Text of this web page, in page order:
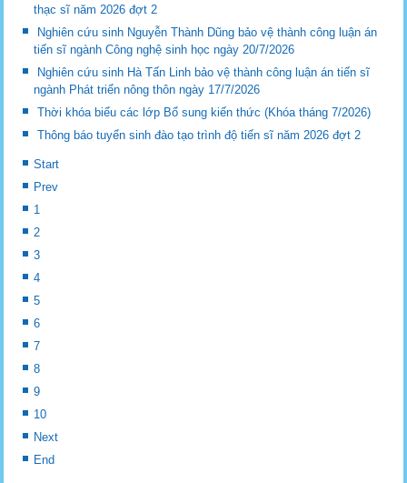
thạc sĩ năm 2026 đợt 2
Nghiên cứu sinh Nguyễn Thành Dũng bảo vệ thành công luận án
tiến sĩ ngành Công nghệ sinh học ngày 20/7/2026
Nghiên cứu sinh Hà Tấn Linh bảo vệ thành công luận án tiến sĩ
ngành Phát triển nông thôn ngày 17/7/2026
Thời khóa biểu các lớp Bổ sung kiến thức (Khóa tháng 7/2026)
Thông báo tuyển sinh đào tạo trình độ tiến sĩ năm 2026 đợt 2
Start
Prev
1
2
3
4
5
6
7
8
9
10
Next
End